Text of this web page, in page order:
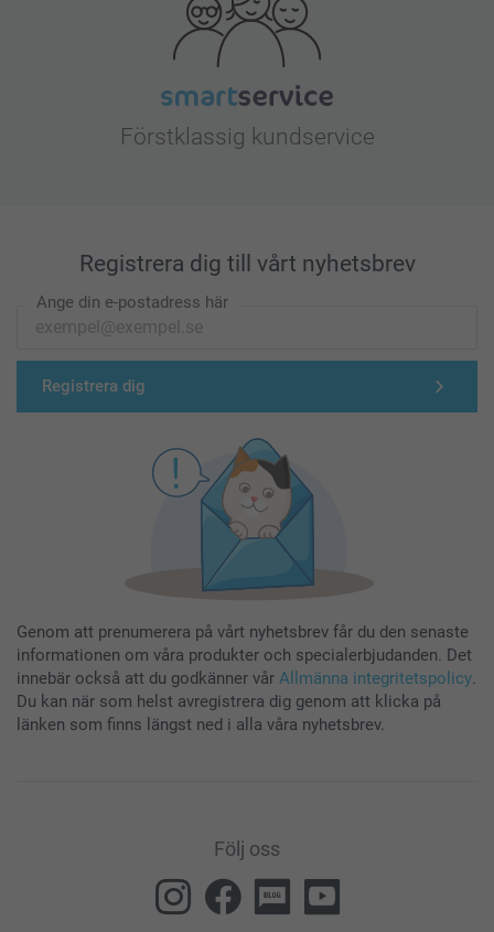
Förstklassig kundservice
Registrera dig till vårt nyhetsbrev
Ange din e-postadress här
Registrera dig
Genom att prenumerera på vårt nyhetsbrev får du den senaste
informationen om våra produkter och specialerbjudanden. Det
innebär också att du godkänner vår Allmänna integritetspolicy.
Du kan när som helst avregistrera dig genom att klicka på
länken som finns längst ned i alla våra nyhetsbrev.
Följ oss